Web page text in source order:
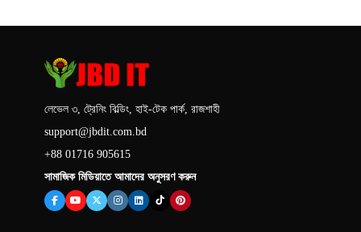
লেভেল ৩, ট্রেনিং বিল্ডিং, হাই-টেক পার্ক, রাজশাহী
support@jbdit.com.bd
+88 01716 905615
সামাজিক মিডিয়াতে আমাদের অনুসরণ করুন